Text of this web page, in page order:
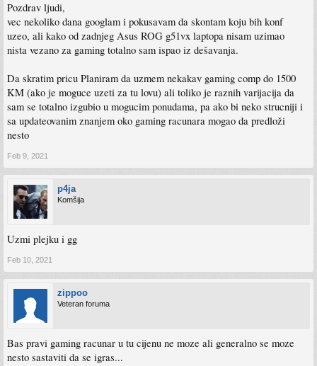
Pozdrav ljudi,
vec nekoliko dana googlam i pokusavam da skontam koju bih konf
uzeo, ali kako od zadnjeg Asus ROG g51vx laptopa nisam uzimao
nista vezano za gaming totalno sam ispao iz dešavanja.
Da skratim pricu Planiram da uzmem nekakav gaming comp do 1500
KM (ako je moguce uzeti za tu lovu) ali toliko je raznih varijacija da
sam se totalno izgubio u mogucim ponudama, pa ako bi neko strucniji i
sa updateovanim znanjem oko gaming racunara mogao da predloži
nesto
Feb 9, 2021
p4ja
Komšija
Uzmi plejku i gg
Feb 10, 2021
zippoo
Veteran foruma
Bas pravi gaming racunar u tu cijenu ne moze ali generalno se moze
nesto sastaviti da se igras...